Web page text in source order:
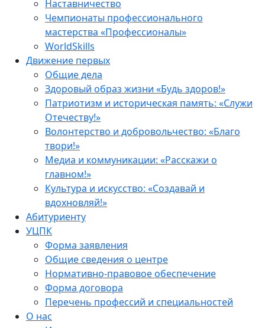
Наставничество
Чемпионаты профессионального
мастерства «Профессионалы»
WorldSkills
Движение первых
Общие дела
Здоровый образ жизни «Будь здоров!»
Патриотизм и историческая память: «Служи
Отечеству!»
Волонтерство и добровольчество: «Благо
твори!»
Медиа и коммуникации: «Расскажи о
главном!»
Культура и искусство: «Создавай и
вдохновляй!»
Абитуриенту
УЦПК
Форма заявления
Общие сведения о центре
Нормативно-правовое обеспечение
Форма договора
Перечень профессий и специальностей
О нас